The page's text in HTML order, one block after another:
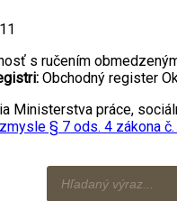
s ručením
Obchodný register
Ministerstva práce,
§ 7 ods. 4 zákona
Products
search